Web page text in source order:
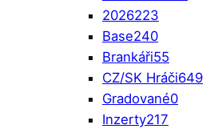
2026223
Base240
Brankáři55
CZ/SK Hráči649
Gradované0
Inzerty217